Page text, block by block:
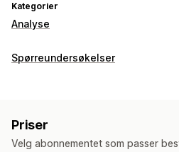
Kategorier
Analyse
Kundeatferd
Markedsføring og salg
KI-innsikt
Kjøpssporing Forlatt
Spørreundersøkelser
Dra-og-slipp-redigeringsverktøy
Filopplasting Maler Flere sider
Priser
Velg abonnementet som passer